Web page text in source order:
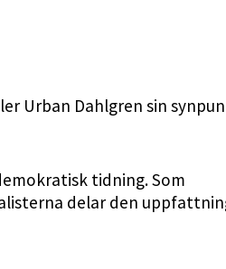
Urban Dahlgren sin
tidning. Som
delar den